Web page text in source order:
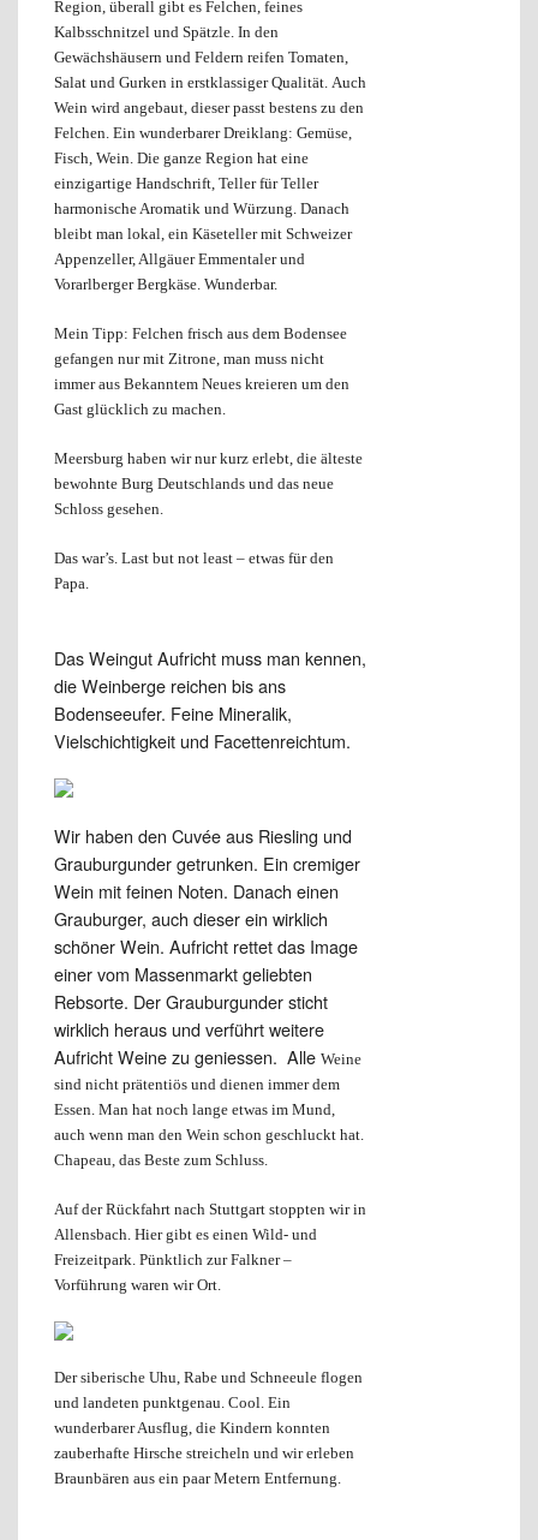
Region, überall gibt es Felchen, feines
Kalbsschnitzel und Spätzle. In den
Gewächshäusern und Feldern reifen Tomaten,
Salat und Gurken in erstklassiger Qualität. Auch
Wein wird angebaut, dieser passt bestens zu den
Felchen. Ein wunderbarer Dreiklang: Gemüse,
Fisch, Wein. Die ganze Region hat eine
einzigartige Handschrift, Teller für Teller
harmonische Aromatik und Würzung. Danach
bleibt man lokal, ein Käseteller mit Schweizer
Appenzeller, Allgäuer Emmentaler und
Vorarlberger Bergkäse. Wunderbar.
Mein Tipp: Felchen frisch aus dem Bodensee
gefangen nur mit Zitrone, man muss nicht
immer aus Bekanntem Neues kreieren um den
Gast glücklich zu machen.
Meersburg haben wir nur kurz erlebt, die älteste
bewohnte Burg Deutschlands und das neue
Schloss gesehen.
Das war’s. Last but not least – etwas für den
Papa.
Das Weingut Aufricht muss man kennen,
die Weinberge reichen bis ans
Bodenseeufer. Feine Mineralik,
Vielschichtigkeit und Facettenreichtum.
Wir haben den Cuvée aus Riesling und
Grauburgunder getrunken. Ein cremiger
Wein mit feinen Noten. Danach einen
Grauburger, auch dieser ein wirklich
schöner Wein. Aufricht rettet das Image
einer vom Massenmarkt geliebten
Rebsorte. Der Grauburgunder sticht
wirklich heraus und verführt weitere
Aufricht Weine zu geniessen. Alle Weine
sind nicht prätentiös und dienen immer dem
Essen. Man hat noch lange etwas im Mund,
auch wenn man den Wein schon geschluckt hat.
Chapeau, das Beste zum Schluss.
Auf der Rückfahrt nach Stuttgart stoppten wir in
Allensbach. Hier gibt es einen Wild- und
Freizeitpark. Pünktlich zur Falkner –
Vorführung waren wir Ort.
Der siberische Uhu, Rabe und Schneeule flogen
und landeten punktgenau. Cool. Ein
wunderbarer Ausflug, die Kindern konnten
zauberhafte Hirsche streicheln und wir erleben
Braunbären aus ein paar Metern Entfernung.